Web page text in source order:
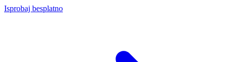
Isprobaj besplatno